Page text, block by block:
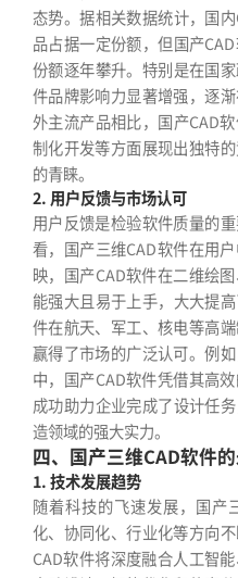
态势。据相关数据统计，国
品占据一定份额，但国产
份额逐年攀升。特别是在国
件品牌影响力显著增强，逐
外主流产品相比，国产CAD
制化开发等方面展现出独特
的青睐。
2. 用户反馈与市场认可
用户反馈是检验软件质量的
看，国产三维CAD软件在用
映，国产CAD软件在二维绘
能强大且易于上手，大大提
件在航天、军工、核电等高
赢得了市场的广泛认可。例
中，国产CAD软件凭借其高
成功助力企业完成了设计任
造领域的强大实力。
四、国产三维CAD软件
1. 技术发展趋势
随着科技的飞速发展，国产
化、协同化、行业化等方向
CAD软件将深度融合人工智